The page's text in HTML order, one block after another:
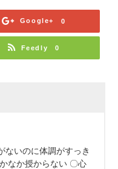
Google+ 0
Feedly 0
いのに体調がすっき
なか授からない 〇心